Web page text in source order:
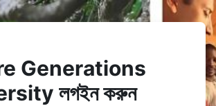
Generations
লগইন করুন